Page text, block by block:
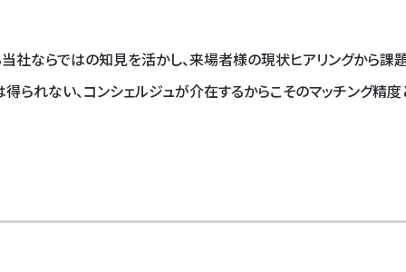
社ならではの知見を活かし、来場者様の現状ヒアリングから
られない、コンシェルジュが介在するからこそのマッチング精